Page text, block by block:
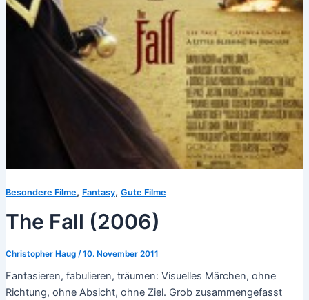
Besondere Filme, Fantasy, Gute Filme
The Fall (2006)
Christopher Haug /10. November 2011
Fantasieren, fabulieren, träumen: Visuelles Märchen, ohne
Richtung, ohne Absicht, ohne Ziel. Grob zusammengefasst